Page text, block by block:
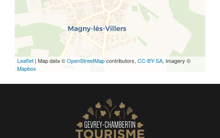
Leaflet | Map data ©OpenStreetMapcontributors, CC-BY-SA, Imagery ©
Mapbox